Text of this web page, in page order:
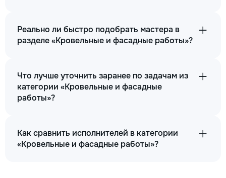
Реально ли быстро подобрать мастера в
разделе «Кровельные и фасадные работы»?
Что лучше уточнить заранее по задачам из
категории «Кровельные и фасадные
работы»?
Как сравнить исполнителей в категории
«Кровельные и фасадные работы»?